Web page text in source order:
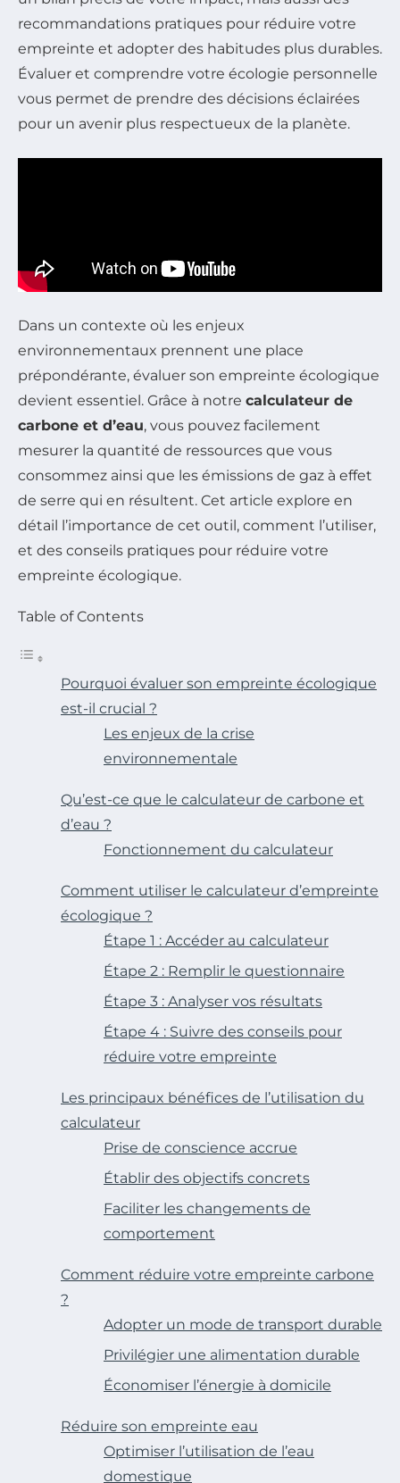
recommandations pratiques pour réduire votre
empreinte et adopter des habitudes plus durables.
Évaluer et comprendre votre écologie personnelle
vous permet de prendre des décisions éclairées
pour un avenir plus respectueux de la planète.
Dans un contexte où les enjeux
environnementaux prennent une place
prépondérante, évaluer son empreinte écologique
devient essentiel. Grâce à notre calculateur de
carbone et d’eau, vous pouvez facilement
mesurer la quantité de ressources que vous
consommez ainsi que les émissions de gaz à effet
de serre qui en résultent. Cet article explore en
détail l’importance de cet outil, comment l’utiliser,
et des conseils pratiques pour réduire votre
empreinte écologique.
Table of Contents
Pourquoi évaluer son empreinte écologique
est-il crucial ?
Les enjeux de la crise
environnementale
Qu’est-ce que le calculateur de carbone et
d’eau ?
Fonctionnement du calculateur
Comment utiliser le calculateur d’empreinte
écologique ?
Étape 1 : Accéder au calculateur
Étape 2 : Remplir le questionnaire
Étape 3 : Analyser vos résultats
Étape 4 : Suivre des conseils pour
réduire votre empreinte
Les principaux bénéfices de l’utilisation du
calculateur
Prise de conscience accrue
Établir des objectifs concrets
Faciliter les changements de
comportement
Comment réduire votre empreinte carbone
?
Adopter un mode de transport durable
Privilégier une alimentation durable
Économiser l’énergie à domicile
Réduire son empreinte eau
Optimiser l’utilisation de l’eau
domestique